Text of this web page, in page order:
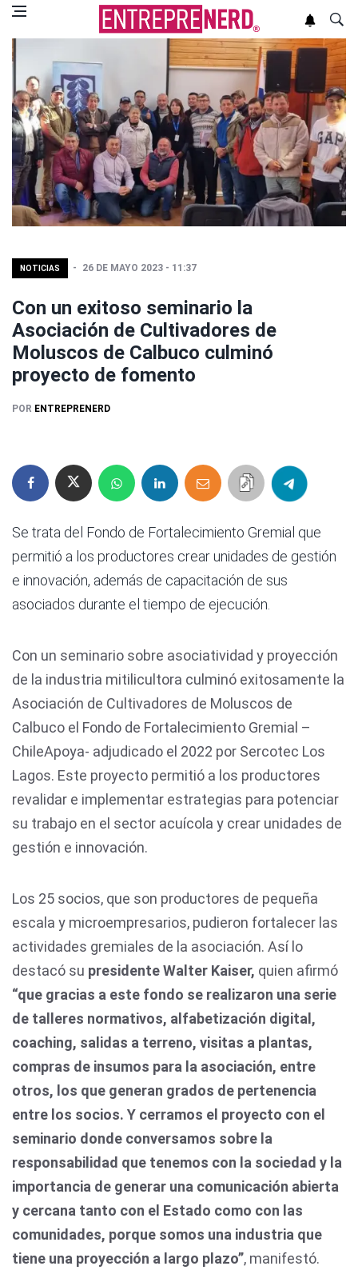
NOTICIAS 26 DE MAYO 2023 - 11:37
Con un exitoso seminario la
Asociación de Cultivadores de
Moluscos de Calbuco culminó
proyecto de fomento
POR ENTREPRENERD
Se trata del Fondo de Fortalecimiento Gremial que
permitió a los productores crear unidades de gestión
e innovación, además de capacitación de sus
asociados durante el tiempo de ejecución.
Con un seminario sobre asociatividad y proyección
de la industria mitilicultora culminó exitosamente la
Asociación de Cultivadores de Moluscos de
Calbuco el Fondo de Fortalecimiento Gremial –
ChileApoya- adjudicado el 2022 por Sercotec Los
Lagos. Este proyecto permitió a los productores
revalidar e implementar estrategias para potenciar
su trabajo en el sector acuícola y crear unidades de
gestión e innovación.
Los 25 socios, que son productores de pequeña
escala y microempresarios, pudieron fortalecer las
actividades gremiales de la asociación. Así lo
destacó su presidente Walter Kaiser, quien afirmó
“que gracias a este fondo se realizaron una serie
de talleres normativos, alfabetización digital,
coaching, salidas a terreno, visitas a plantas,
compras de insumos para la asociación, entre
otros, los que generan grados de pertenencia
entre los socios. Y cerramos el proyecto con el
seminario donde conversamos sobre la
responsabilidad que tenemos con la sociedad y la
importancia de generar una comunicación abierta
y cercana tanto con el Estado como con las
comunidades, porque somos una industria que
tiene una proyección a largo plazo”, manifestó.